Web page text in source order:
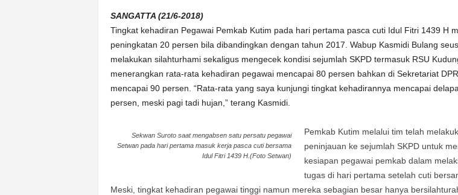
SANGATTA (21/6-2018)
Tingkat kehadiran Pegawai Pemkab Kutim pada hari pertama pasca cuti Idul Fitri 1439 H
peningkatan 20 persen bila dibandingkan dengan tahun 2017. Wabup Kasmidi Bulang
melakukan silahturhami sekaligus mengecek kondisi sejumlah SKPD termasuk RSU
menerangkan rata-rata kehadiran pegawai mencapai 80 persen bahkan di Sekretariat
mencapai 90 persen. “Rata-rata yang saya kunjungi tingkat kehadirannya mencapai
persen, meski pagi tadi hujan,” terang Kasmidi.
Sekwan Suroto saat mengabsen satu persatu pegawai
Setwan pada hari pertama masuk kerja pasca cuti bersama
Idul Fitri 1439 H.(Foto Setwan)
Pemkab Kutim melalui tim telah
peninjauan ke sejumlah SKPD untuk
kesiapan pegawai pemkab dalam
tugas di hari pertama setelah cuti
Meski, tingkat kehadiran pegawai tinggi namun mereka sebagian besar hanya